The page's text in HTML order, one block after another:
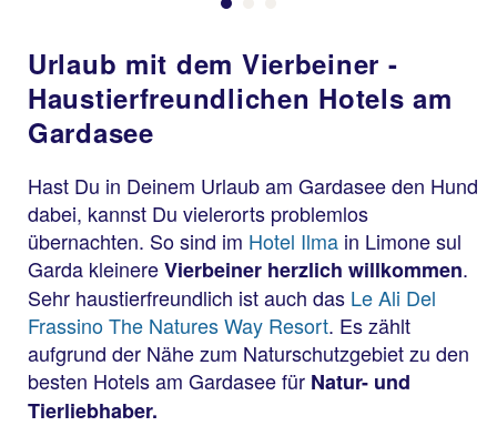
Urlaub mit dem Vierbeiner -
Haustierfreundlichen Hotels am
Gardasee
Hast Du in Deinem Urlaub am Gardasee den Hund
dabei, kannst Du vielerorts problemlos
übernachten. So sind im Hotel Ilma in Limone sul
Garda kleinereVierbeiner herzlich willkommen.
Sehr haustierfreundlich ist auch das Le Ali Del
Frassino The Natures Way Resort. Es zählt
aufgrund der Nähe zum Naturschutzgebiet zu den
besten Hotels am Gardasee für Natur- und
Tierliebhaber.